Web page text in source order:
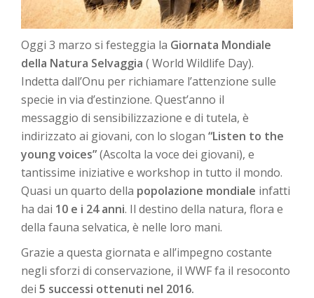
Oggi 3 marzo si festeggia la Giornata Mondiale
della Natura Selvaggia ( World Wildlife Day).
Indetta dall’Onu per richiamare l’attenzione sulle
specie in via d’estinzione. Quest’anno il
messaggio di sensibilizzazione e di tutela, è
indirizzato ai giovani, con lo slogan “Listen to the
young voices”(Ascolta la voce dei giovani), e
tantissime iniziative e workshop in tutto il mondo.
Quasi un quarto della popolazione mondiale infatti
ha dai 10 e i 24 anni. Il destino della natura, flora e
della fauna selvatica, è nelle loro mani.
Grazie a questa giornata e all’impegno costante
negli sforzi di conservazione, il WWF fa il resoconto
dei 5 successi ottenuti nel 2016.